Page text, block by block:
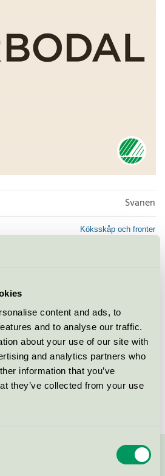
content and ads, to
and to analyse our traffic.
about your use of our site with
and analytics partners who
information that you’ve
they’ve collected from your use
Svanen
Köksskåp och fronter
Nobia AB
3031 0007
MARBODAL
3031 0007
eller via formuläret: